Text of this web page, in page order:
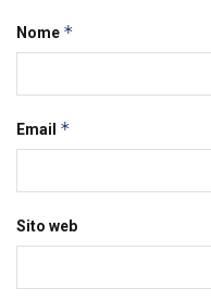
Nome *
Email *
Sito web